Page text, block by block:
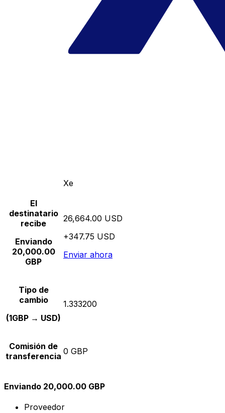
Xe
El
destinatario
recibe
Enviando
20,000.00
GBP
26,664.00 USD
+347.75 USD
Enviar ahora
Tipo de
cambio
(1GBP → USD)
1.333200
Comisión de
transferencia 0 GBP
Enviando 20,000.00 GBP
Proveedor